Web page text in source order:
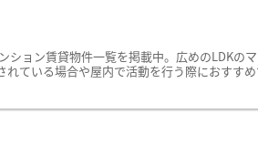
ョン賃貸物件一覧を掲載中。広めのLDK
ている場合や屋内で活動を行う際におす